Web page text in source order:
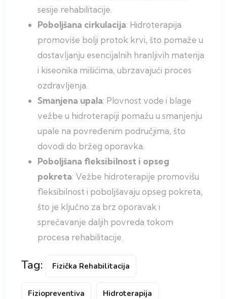
sesije rehabilitacije.
Poboljšana cirkulacija: Hidroterapija
promoviše bolji protok krvi, što pomaže u
dostavljanju esencijalnih hranljivih materija
i kiseonika mišićima, ubrzavajući proces
ozdravljenja.
Smanjena upala: Plovnost vode i blage
vežbe u hidroterapiji pomažu u smanjenju
upale na povređenim područjima, što
dovodi do bržeg oporavka.
Poboljšana fleksibilnost i opseg
pokreta: Vežbe hidroterapije promovišu
fleksibilnost i poboljšavaju opseg pokreta,
što je ključno za brz oporavak i
sprečavanje daljih povreda tokom
procesa rehabilitacije.
Tag: Fizička Rehabilitacija
Fiziopreventiva Hidroterapija